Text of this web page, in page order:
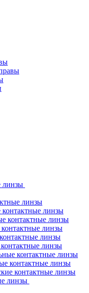
линзы
линзы
линзы
контактные линзы
линзы
линзы
линзы
контактные линзы
контактные линзы
контактные линзы
линзы